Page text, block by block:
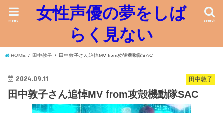
女性声優の夢をしば
らく見ない
search
menu
HOME 田中敦子 田中敦子さん追悼MV from攻殻機動隊SAC
田中敦子
2024.09.11
田中敦子さん追悼MV from攻殻機動隊SAC